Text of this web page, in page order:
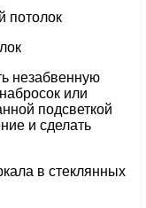
незабвенную
или
подсветкой
и сделать